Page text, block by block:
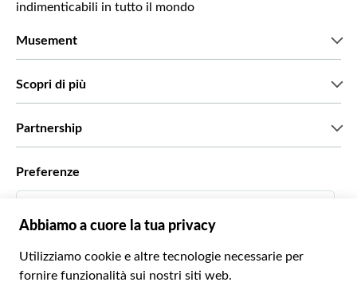
indimenticabili in tutto il mondo
Musement
Scopri di più
Partnership
Agenzie viaggi
Diventa un nostro fornitore
Become a Distribution Partner
Preferenze
Italiano
Français
€ Euro